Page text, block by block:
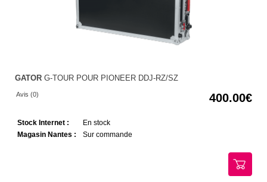
GATOR G-TOUR POUR PIONEER DDJ-RZ/SZ
Avis (0) 400.00
Stock Internet :
En stock
Magasin Nantes :
Sur commande